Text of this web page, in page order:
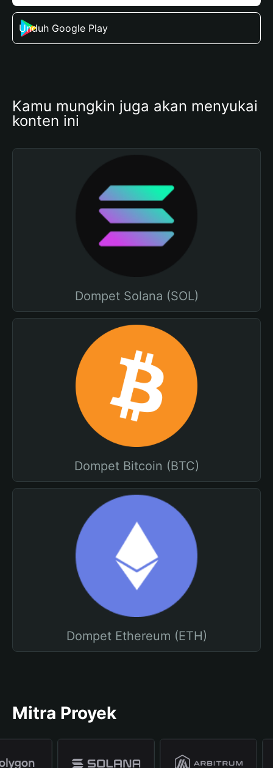
Unduh Google Play
Kamu mungkin juga akan menyukai
konten ini
Dompet Solana (SOL)
Dompet Bitcoin (BTC)
Dompet Ethereum (ETH)
Mitra Proyek